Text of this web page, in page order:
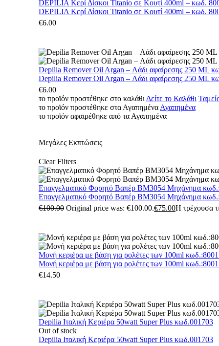
DEPILIA Κερί Δίσκοι Titanio σε Κουτί 400ml – κωδ.
DEPILIA Κερί Δίσκοι Titanio σε Κουτί 400ml – κωδ.
€6.00
Depilia Remover Oil Argan – Λάδι αφαίρεσης 250 ML
Depilia Remover Oil Argan – Λάδι αφαίρεσης 250 ML
€6.00
το προϊόν προστέθηκε στο καλάθι Δείτε το Καλάθι
το προϊόν προστέθηκε στα Αγαπημένα Αγαπημένα
το προϊόν αφαιρέθηκε από τα Αγαπημένα
Μεγάλες Εκπτώσεις
Clear Filters
Επαγγελματικό Φορητό Βαπέρ BM3054 Μηχάνημα
Επαγγελματικό Φορητό Βαπέρ BM3054 Μηχάνημα
€100.00 Original price was: €100.00.€75.00Η τρέχουσα
Μονή κεριέρα με βάση για ρολέτες των 100ml
Μονή κεριέρα με βάση για ρολέτες των 100ml
€14.50
Depilia Ιταλική Κεριέρα 50watt Super Plus κωδ.001703
Out of stock
Depilia Ιταλική Κεριέρα 50watt Super Plus κωδ.001703